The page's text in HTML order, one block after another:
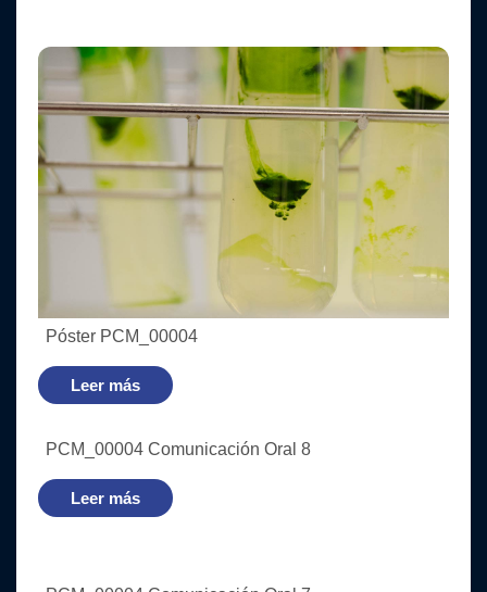
Póster PCM_00004
Leer más
PCM_00004 Comunicación Oral 8
Leer más